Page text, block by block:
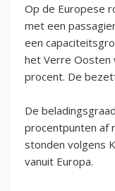
Op de Europese
met een
een
het Verre Oosten
procent. De
De
procentpunten af
stonden volgens
vanuit Europa.